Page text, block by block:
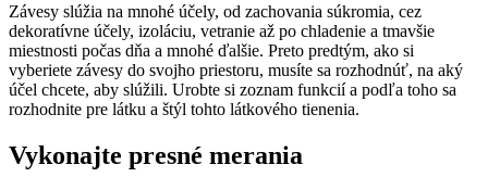
Závesy slúžia na mnohé účely, od zachovania súkromia, cez
dekoratívne účely, izoláciu, vetranie až po chladenie a tmavšie
miestnosti počas dňa a mnohé ďalšie. Preto predtým, ako si
vyberiete závesy do svojho priestoru, musíte sa rozhodnúť, na aký
účel chcete, aby slúžili. Urobte si zoznam funkcií a podľa toho sa
rozhodnite pre látku a štýl tohto látkového tienenia.
Vykonajte presné merania